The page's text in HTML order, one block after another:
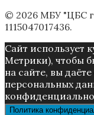
© 2026 МБУ "ЦБС
1115047017436.
Caйт иcпoльзуeт
Метрики), чтoбы
нa caйтe, вы
пepcoнaльныx
Политика